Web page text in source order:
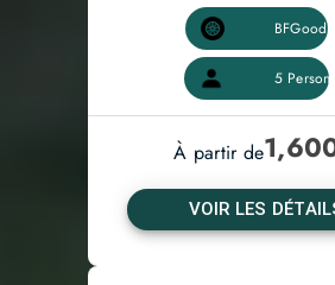
À partir de
VOIR LES